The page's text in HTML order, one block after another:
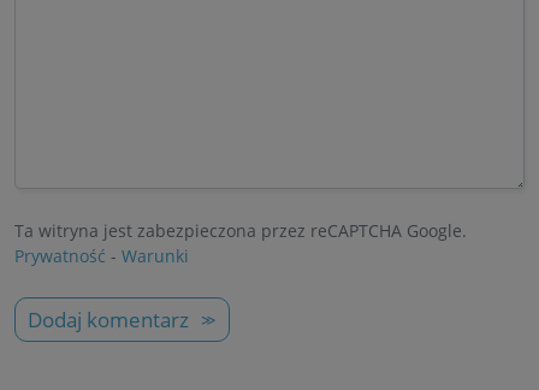
Ta witryna jest zabezpieczona przez reCAPTCHA Google.
Prywatność - Warunki
Dodaj komentarz